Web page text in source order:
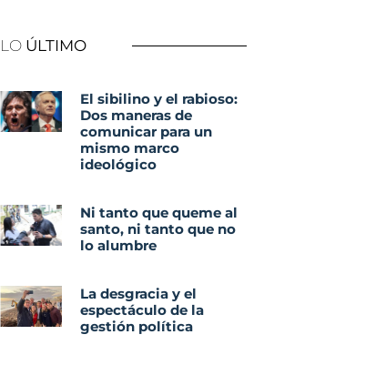
LO ÚLTIMO
El sibilino y el rabioso:
Dos maneras de
comunicar para un
mismo marco
ideológico
Ni tanto que queme al
santo, ni tanto que no
lo alumbre
La desgracia y el
espectáculo de la
gestión política